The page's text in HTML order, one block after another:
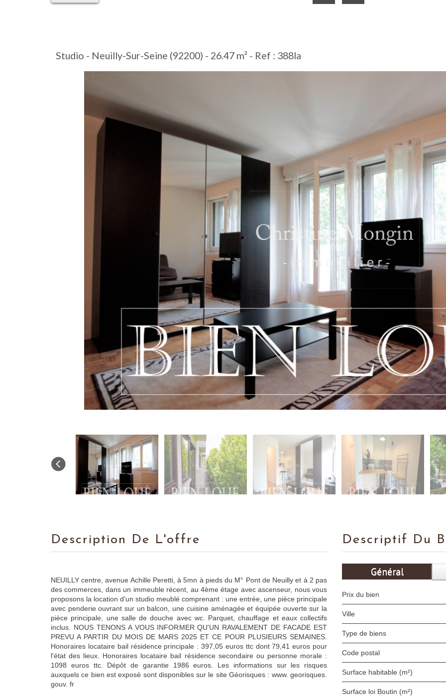
Studio - Neuilly-Sur-Seine (92200) - 26.47 m² - Ref : 388la
Description De L'offre
NEUILLY centre, avenue Achille Peretti, à 5mn à pieds du M° Pont de Neuilly et à 2 pas
des commerces, dans un immeuble récent, au 4ème étage avec ascenseur, nous vous
proposons la location d'un studio meublé comprenant : une entrée, une pièce principale
avec penderie ouvrant sur un balcon, une cuisine aménagée et équipée ouverte sur la
pièce principale, une salle de douche avec wc. Parquet, chauffage et eaux collectifs
inclus. NOUS TENONS A VOUS INFORMER QU'UN RAVALEMENT DE FACADE EST
PREVU A PARTIR DU MOIS DE MARS 2025 ET CE POUR PLUSIEURS SEMAINES.
Honoraires locataire bail résidence principale : 397,05 euros ttc dont 79,41 euros pour
l'état des lieux. Honoraires locataire bail résidence secondaire ou personne morale :
1098 euros ttc. Dépôt de garantie 1986 euros. Les informations sur les risques
auxquels ce bien est exposé sont disponibles sur le site Géorisques : www. georisques.
gouv. fr
Descriptif Du
Général
Prix du bien
Ville
Type de biens
Code postal
Surface habitable (m²)
Surface loi Boutin (m²)